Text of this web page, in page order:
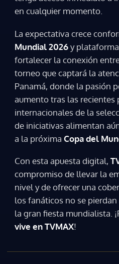
en cualquier momento.
La expectativa crece
Mundial 2026y
fortalecer la conexión
torneo que captará la
Panamá, donde la pasión
aumento tras las recientes
internacionales de la
de iniciativas alimentan
a la próxima Copa del
Con esta apuesta digital,
compromiso de llevar la
nivel y de ofrecer una
los fanáticos no se
la gran fiesta mundialista.
vive en TVMAX!